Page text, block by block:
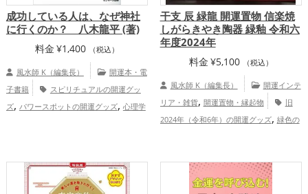
成功している人は、なぜ神社
に行くのか？ 八木龍平 (著)
料金 ¥1,400 （税込）
風水師 K（編集長）
開運本・電
子書籍
スピリチュアルの開運グッ
ズ, パワースポットの開運グッズ, 心理学
仕事運アップ ,総合運・全体運アッ
干支 辰 緑龍 開運置物 信楽焼
しがらきやき陶器 緑釉 令和六
年度2024年
料金 ¥5,100 （税込）
風水師 K（編集長）
開運インテ
リア・雑貨, 開運置物・縁起物
旧
2024年（令和6年）の開運グッズ, 緑色の
の開運グッズ
金運アップ,健康運ア
家庭運・家族運アップ